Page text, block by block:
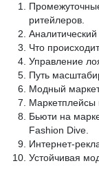
ритейлеров.
Что
Управление
Путь
Модный
Маркетплейсы
Бьюти на
Fashion Dive.
Интернет-
Устойчивая